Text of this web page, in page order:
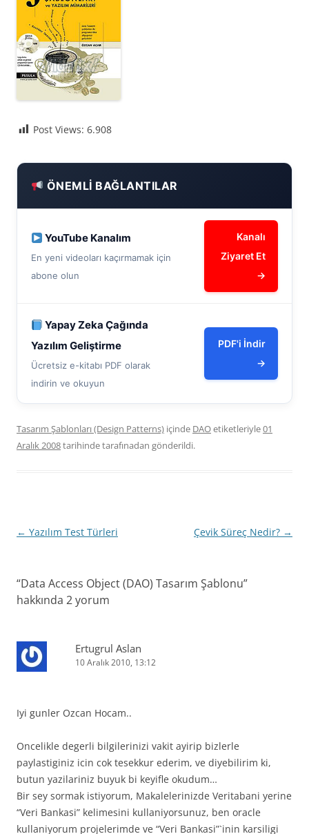
Post Views: 6.908
ÖNEMLI BAĞLANTILAR
YouTube Kanalım
En yeni videoları kaçırmamak için
abone olun
Kanalı
Ziyaret Et
→
Yapay Zeka Çağında
Yazılım Geliştirme
Ücretsiz e-kitabı PDF olarak
indirin ve okuyun
PDF'i İndir
→
Tasarım Şablonları (Design Patterns) içinde DAOetiketleriyle01
Aralık 2008tarihindetarafınadan gönderildi.
Yazı
← Yazılım Test Türleri Çevik Süreç Nedir? →
“Data Access Object (DAO) Tasarım Şablonu”
hakkında 2 yorum
Ertugrul Aslan
10 Aralık 2010, 13:12
Iyi gunler Ozcan Hocam..
Oncelikle degerli bilgilerinizi vakit ayirip bizlerle
paylastiginiz icin cok tesekkur ederim, ve diyebilirim ki,
butun yazilariniz buyuk bi keyifle okudum…
Bir sey sormak istiyorum, Makalelerinizde Veritabani yerine
“Veri Bankasi” kelimesini kullaniyorsunuz, ben oracle
kullaniyorum projelerimde ve “Veri Bankasi”`inin karsiligi